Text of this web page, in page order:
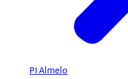
PI Almelo